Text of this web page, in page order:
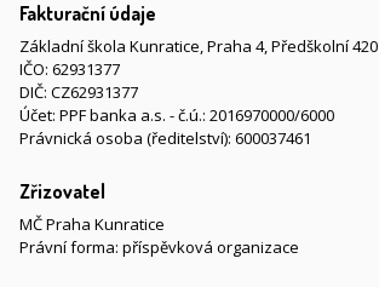
Fakturační údaje
Základní škola Kunratice, Praha 4, Předškolní 420
IČO: 62931377
DIČ: CZ62931377
Účet: PPF banka a.s. - č.ú.: 2016970000/6000
Právnická osoba (ředitelství): 600037461
Zřizovatel
MČ Praha Kunratice
Právní forma: příspěvková organizace